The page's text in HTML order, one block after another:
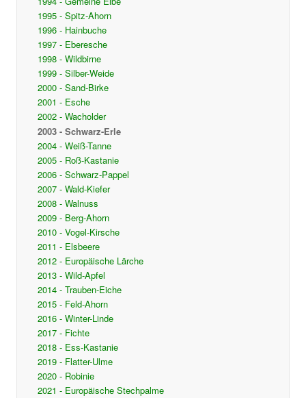
1995 - Spitz-Ahorn
1996 - Hainbuche
1997 - Eberesche
1998 - Wildbirne
1999 - Silber-Weide
2000 - Sand-Birke
2001 - Esche
2002 - Wacholder
2003 - Schwarz-Erle
2004 - Weiß-Tanne
2005 - Roß-Kastanie
2006 - Schwarz-Pappel
2007 - Wald-Kiefer
2008 - Walnuss
2009 - Berg-Ahorn
2010 - Vogel-Kirsche
2011 - Elsbeere
2012 - Europäische Lärche
2013 - Wild-Apfel
2014 - Trauben-Eiche
2015 - Feld-Ahorn
2016 - Winter-Linde
2017 - Fichte
2018 - Ess-Kastanie
2019 - Flatter-Ulme
2020 - Robinie
2021 - Europäische Stechpalme